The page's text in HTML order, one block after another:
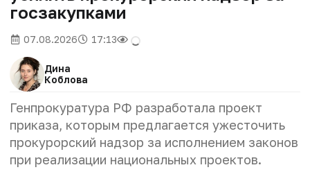
госзакупками
07.08.2026 17:13
Дина
Коблова
Генпрокуратура РФ разработала проект
приказа, которым предлагается ужесточить
прокурорский надзор за исполнением законов
при реализации национальных проектов.